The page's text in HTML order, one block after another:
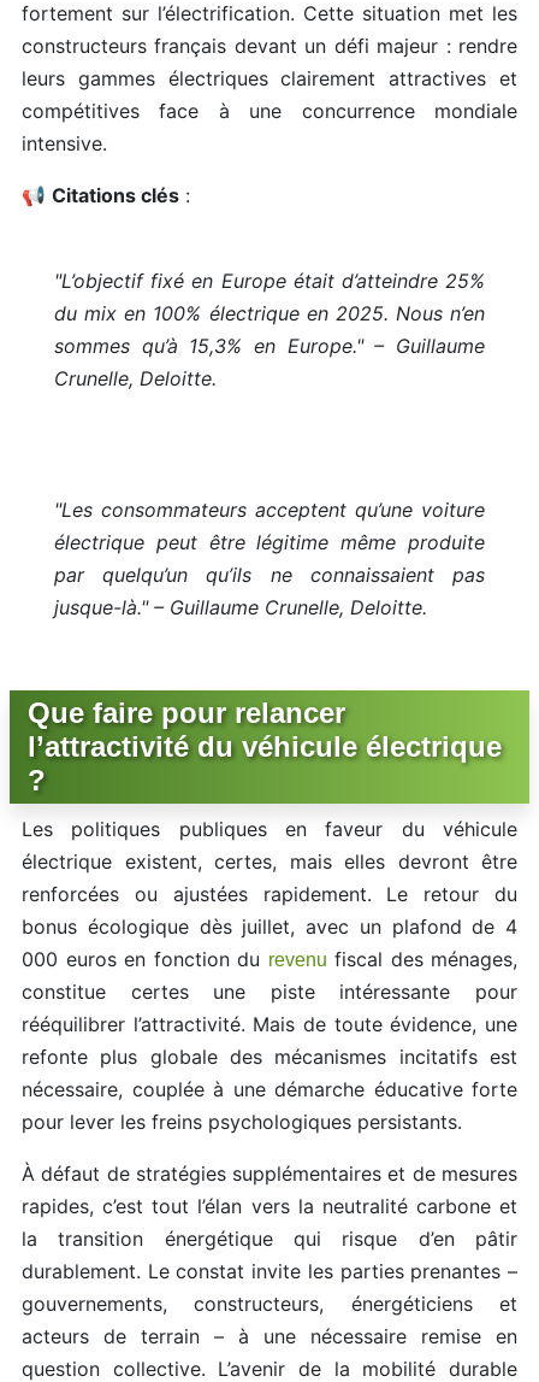
fortement sur l’électrification. Cette situation met les
constructeurs français devant un défi majeur : rendre
leurs gammes électriques clairement attractives et
compétitives face à une concurrence mondiale
intensive.
📢 Citations clés :
"L’objectif fixé en Europe était d’atteindre 25%
du mix en 100% électrique en 2025. Nous n’en
sommes qu’à 15,3% en Europe." – Guillaume
Crunelle, Deloitte.
"Les consommateurs acceptent qu’une voiture
électrique peut être légitime même produite
par quelqu’un qu’ils ne connaissaient pas
jusque-là." – Guillaume Crunelle, Deloitte.
Que faire pour relancer
l’attractivité du véhicule électrique
?
Les politiques publiques en faveur du véhicule
électrique existent, certes, mais elles devront être
renforcées ou ajustées rapidement. Le retour du
bonus écologique dès juillet, avec un plafond de 4
000 euros en fonction du revenu fiscal des ménages,
constitue certes une piste intéressante pour
rééquilibrer l’attractivité. Mais de toute évidence, une
refonte plus globale des mécanismes incitatifs est
nécessaire, couplée à une démarche éducative forte
pour lever les freins psychologiques persistants.
À défaut de stratégies supplémentaires et de mesures
rapides, c’est tout l’élan vers la neutralité carbone et
la transition énergétique qui risque d’en pâtir
durablement. Le constat invite les parties prenantes –
gouvernements, constructeurs, énergéticiens et
acteurs de terrain – à une nécessaire remise en
question collective. L’avenir de la mobilité durable